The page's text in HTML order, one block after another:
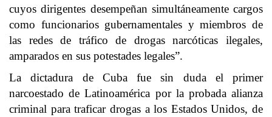
cuyos dirigentes desempeñan simultáneamente cargos
como funcionarios gubernamentales y miembros de
las redes de tráfico de drogas narcóticas ilegales,
amparados en sus potestades legales”.
La dictadura de Cuba fue sin duda el primer
narcoestado de Latinoamérica por la probada alianza
criminal para traficar drogas a los Estados Unidos, de